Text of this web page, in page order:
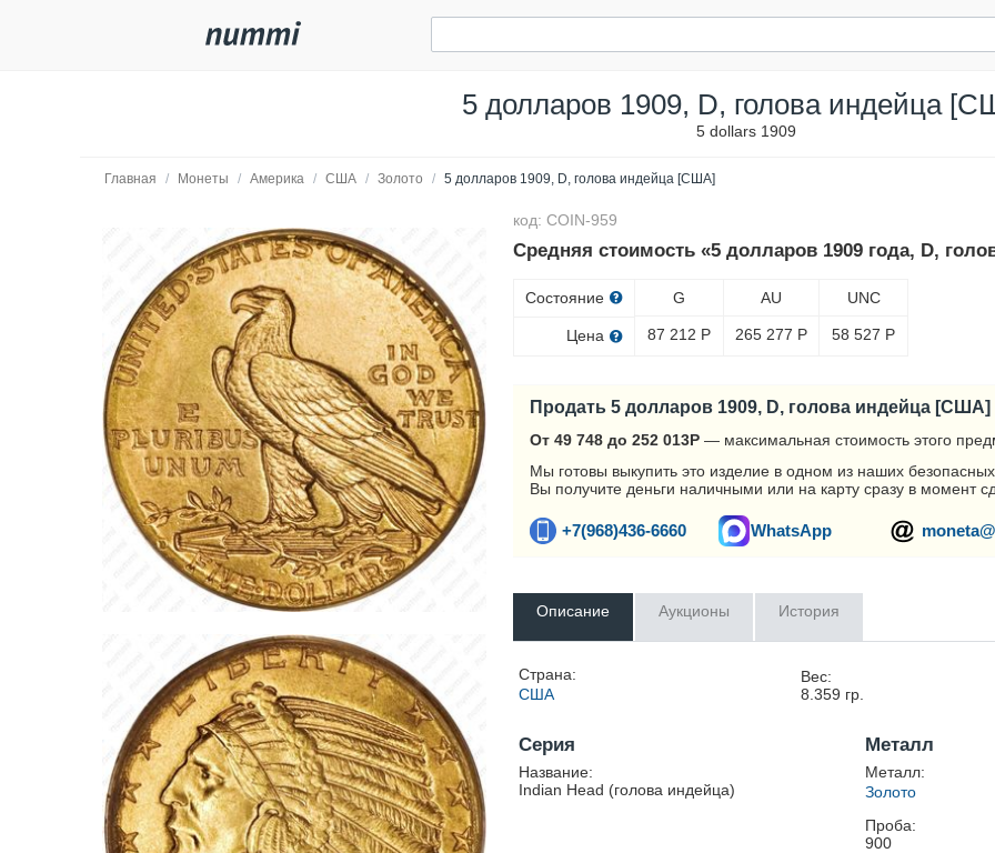
5 долларов 1909, D, голова индейца
5 dollars 1909
Главная / Монеты / Америка / США / Золото / 5 долларов 1909, D, голова индейца [США]
код: COIN-959
Средняя стоимость «5 долларов 1909 года, D,
Состояние
Цена
G
87 212 Р
AU
265 277 Р
UNC
58 527 Р
Продать 5 долларов 1909, D, голова индейца [США]
От 49 748 до 252 013Р — максимальная стоимость этого
Мы готовы выкупить это изделие в одном из наших
Вы получите деньги наличными или на карту сразу в момент
+7(968)436-6660 WhatsApp
Описание Аукционы История
Страна:
США
Вес:
8.359 гр.
Серия
Название:
Indian Head (голова индейца)
Металл
Металл:
Золото
Проба:
900